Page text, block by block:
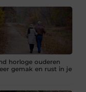
horloge ouderen
gemak en rust in je